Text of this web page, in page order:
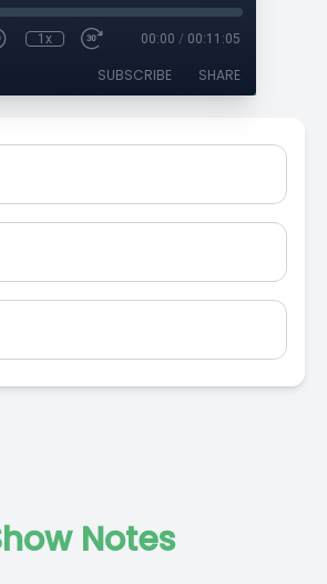
1x 00:00 / 00:11:05
SUBSCRIBE SHARE
Notes